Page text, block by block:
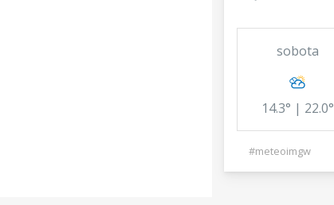
sobota
14.3° | 22.0°
#meteoimgw